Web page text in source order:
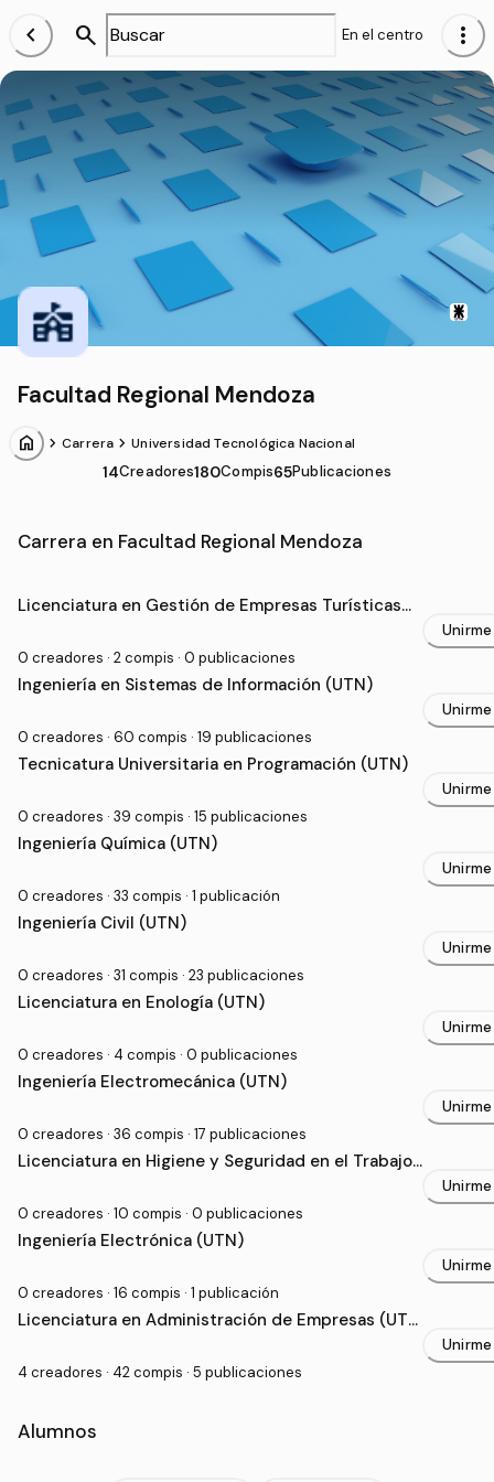
chevron_left search En el centro more_vert
Facultad Regional Mendoza
home chevron_forward Carrera chevron_forwardUniversidad Tecnológica Nacional
14Creadores180Compis65Publicaciones
Carrera en Facultad Regional Mendoza
Licenciatura en Gestión de Empresas Turísticas
0 creadores · 2 compis · 0 publicaciones
Unirme
Ingeniería en Sistemas de Información (UTN)
0 creadores · 60 compis · 19 publicaciones
Unirme
Tecnicatura Universitaria en Programación (UTN)
0 creadores · 39 compis · 15 publicaciones
Unirme
Ingeniería Química (UTN)
0 creadores · 33 compis · 1 publicación
Unirme
Ingeniería Civil (UTN)
0 creadores · 31 compis · 23 publicaciones
Unirme
Licenciatura en Enología (UTN)
0 creadores · 4 compis · 0 publicaciones
Unirme
Ingeniería Electromecánica (UTN)
0 creadores · 36 compis · 17 publicaciones
Unirme
Licenciatura en Higiene y Seguridad en el Trabajo
0 creadores · 10 compis · 0 publicaciones
Unirme
Ingeniería Electrónica (UTN)
0 creadores · 16 compis · 1 publicación
Unirme
Licenciatura en Administración de Empresas (UT
4 creadores · 42 compis · 5 publicaciones
Unirme
Alumnos